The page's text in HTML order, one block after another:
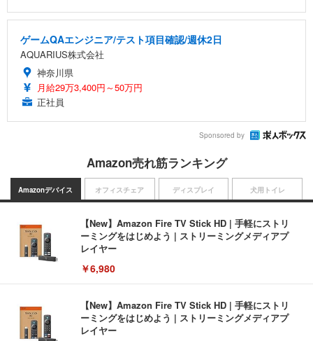
ゲームQAエンジニア/テスト項目確認/週休2日
AQUARIUS株式会社
神奈川県
月給29万3,400円～50万円
正社員
Sponsored by
Amazon売れ筋ランキング
Amazonデバイス
【New】Amazon Fire TV Stick HD | 手軽にストリ
ーミングをはじめよう | ストリーミングメディアプ
レイヤー
￥6,980
【New】Amazon Fire TV Stick HD | 手軽にストリ
ーミングをはじめよう | ストリーミングメディアプ
レイヤー
オフィスチェア ディスプレイ 犬用トイレ